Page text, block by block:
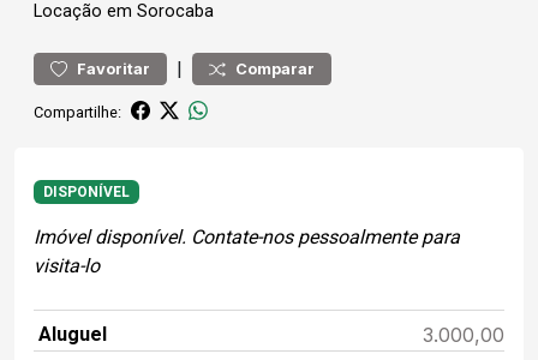
Locação em Sorocaba
Favoritar | Comparar
Compartilhe:
DISPONÍVEL
Imóvel disponível. Contate-nos pessoalmente para
visita-lo
Aluguel 3.000,00